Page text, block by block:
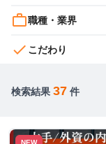
work_outline職種・業界
check こだわり
検索結果 37 件
NEW